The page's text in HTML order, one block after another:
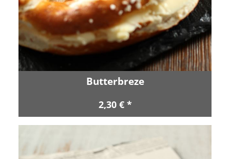
Butterbreze
2,30 € *